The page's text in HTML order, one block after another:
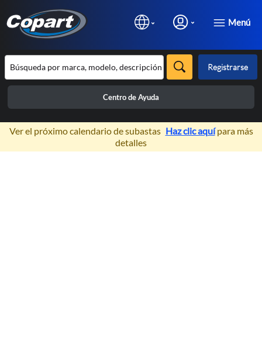
Menú
Registrarse
Centro de Ayuda
×
Ver el próximo calendario de subastas Haz clic aquípara más
detalles